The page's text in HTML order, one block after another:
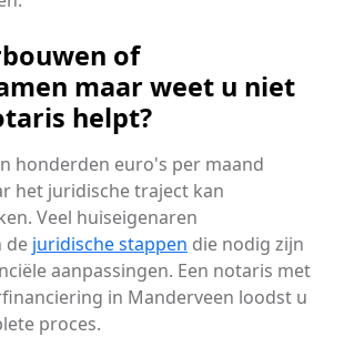
of
maar weet u niet
helpt?
honderden euro's per maand
het juridische traject kan
Veel huiseigenaren
de juridische stappen die nodig zijn
aanpassingen. Een notaris met
in Manderveen loodst u
proces.